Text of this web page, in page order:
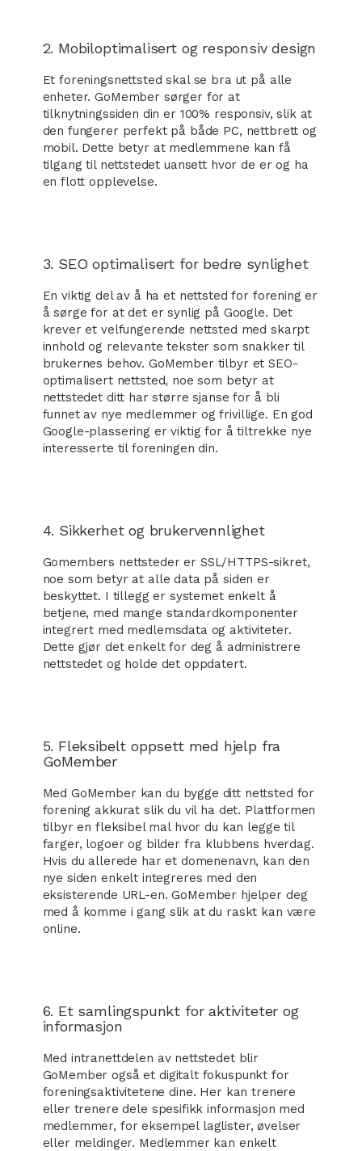
2. Mobiloptimalisert og responsiv design
Et foreningsnettsted skal se bra ut på alle
enheter. GoMember sørger for at
tilknytningssiden din er 100% responsiv, slik at
den fungerer perfekt på både PC, nettbrett og
mobil. Dette betyr at medlemmene kan få
tilgang til nettstedet uansett hvor de er og ha
en flott opplevelse.
3. SEO optimalisert for bedre synlighet
En viktig del av å ha et nettsted for forening er
å sørge for at det er synlig på Google. Det
krever et velfungerende nettsted med skarpt
innhold og relevante tekster som snakker til
brukernes behov. GoMember tilbyr et SEO-
optimalisert nettsted, noe som betyr at
nettstedet ditt har større sjanse for å bli
funnet av nye medlemmer og frivillige. En god
Google-plassering er viktig for å tiltrekke nye
interesserte til foreningen din.
4. Sikkerhet og brukervennlighet
Gomembers nettsteder er SSL/HTTPS-sikret,
noe som betyr at alle data på siden er
beskyttet. I tillegg er systemet enkelt å
betjene, med mange standardkomponenter
integrert med medlemsdata og aktiviteter.
Dette gjør det enkelt for deg å administrere
nettstedet og holde det oppdatert.
5. Fleksibelt oppsett med hjelp fra
GoMember
Med GoMember kan du bygge ditt nettsted for
forening akkurat slik du vil ha det. Plattformen
tilbyr en fleksibel mal hvor du kan legge til
farger, logoer og bilder fra klubbens hverdag.
Hvis du allerede har et domenenavn, kan den
nye siden enkelt integreres med den
eksisterende URL-en. GoMember hjelper deg
med å komme i gang slik at du raskt kan være
online.
6. Et samlingspunkt for aktiviteter og
informasjon
Med intranettdelen av nettstedet blir
GoMember også et digitalt fokuspunkt for
foreningsaktivitetene dine. Her kan trenere
eller trenere dele spesifikk informasjon med
medlemmer, for eksempel laglister, øvelser
eller meldinger. Medlemmer kan enkelt